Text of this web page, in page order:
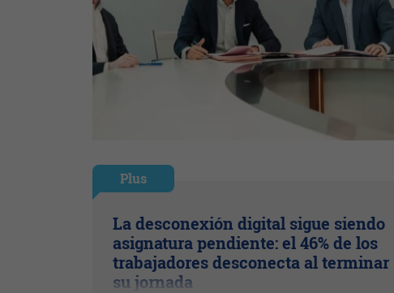
Plus
La desconexión digital sigue siendo
asignatura pendiente: el 46% de los
trabajadores desconecta al terminar
su jornada